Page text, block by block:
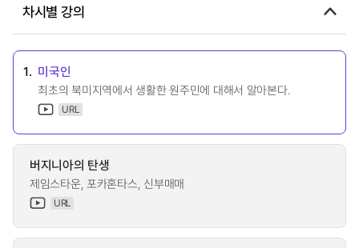
차시별 강의
1. 미국인
최초의 북미지역에서 생활한 원주민에 대해서 알아본다.
URL
버지니아의 탄생
제임스타운, 포카혼타스, 신부매매
URL